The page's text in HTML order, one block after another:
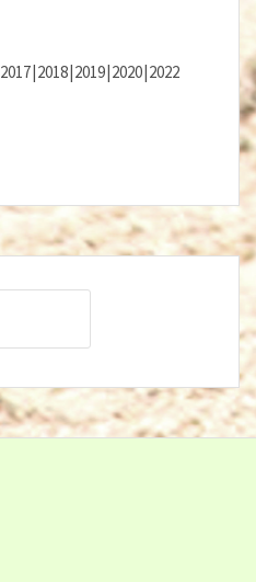
2017 2018 2019 2020 2022